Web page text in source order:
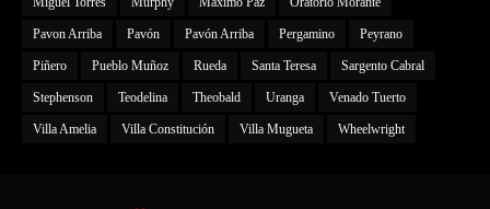
Pavon Arriba Pavón Pavón Arriba Pergamino Peyrano
Piñero Pueblo Muñoz Rueda Santa Teresa Sargento Cabral
Stephenson Teodelina Theobald Uranga Venado Tuerto
Villa Amelia Villa Constitución Villa Mugueta Wheelwright